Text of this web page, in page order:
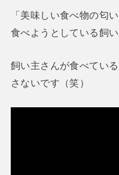
「美味しい食べ物の匂
食べようとしている飼
飼い主さんが食べてい
さないです（笑）